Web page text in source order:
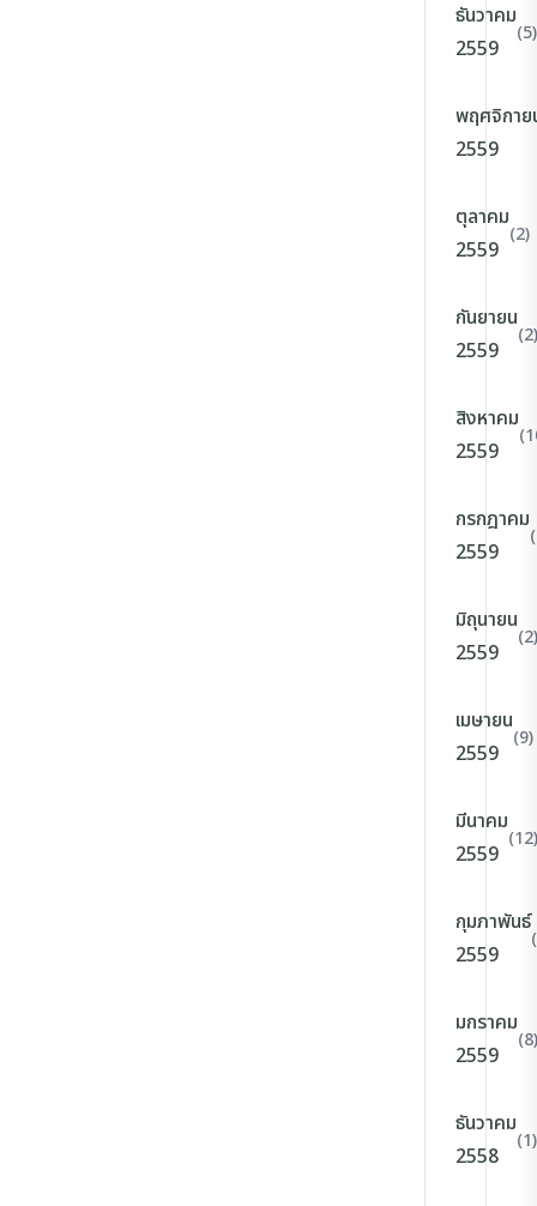
ธันวาคม
2559
(5)
พฤศจิกาย
2559
ตุลาคม
2559
(2)
กันยายน
2559
(2)
สิงหาคม
2559
กรกฎาคม
2559
มิถุนายน
2559
(2)
เมษายน
2559
(9)
มีนาคม
2559
(12)
กุมภาพันธ์
2559
มกราคม
2559
(8)
ธันวาคม
2558
(1)